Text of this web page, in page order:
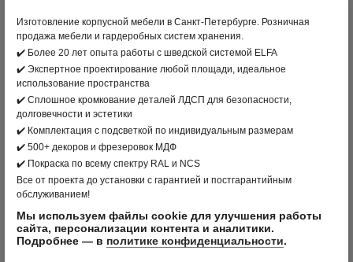
вернуться в раздел
ПРОИЗВОДИТЕЛЬ:CLÄDER
ЦВЕТ: ЧЕРНЫЙ
МАТЕРИАЛ: СТАЛЬ
АРТИКУЛ :60304520
Изготовление корпусной мебели в Санкт-Петербурге. Розничная
продажа мебели и гардеробных систем хранения.
✔️ Более 20 лет опыта работы с шведской системой ELFA
✔️ Экспертное проектирование любой площади, идеальное
использование пространства
✔️ Сплошное кромкование деталей ЛДСП для безопасности,
долговечности и эстетики
✔️ Комплектация с подсветкой по индивидуальным размерам
✔️ 500+ декоров и фрезеровок МДФ
✔️ Покраска по всему спектру RAL и NCS
Все от проекта до установки с гарантией и постгарантийным
обслуживанием!
Мы используем файлы cookie для улучшения работы
сайта, персонализации контента и аналитики.
Подробнее — в политике конфиденциальности.